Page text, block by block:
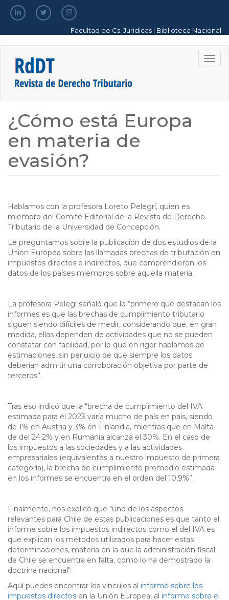
Pasar
principal
Facultad de Cs. Juridicas | Biblioteca Nacional
¿Cómo está Europa
en materia de
evasión?
Hablamos con la profesora Loreto Pelegrí, quien es
miembro del Comité Editorial de la Revista de Derecho
Tributario de la Universidad de Concepción.
Le preguntamos sobre la publicación de dos estudios de la
Unión Europea sobre las llamadas brechas de tributación en
impuestos directos e indirectos, que comprendieron los
datos de los países miembros sobre aquella materia.
La profesora Pelegí señaló que lo “primero que destacan los
informes es que las brechas de cumplimiento tributario
siguen siendo difíciles de medir, considerando que, en gran
medida, ellas dependen de actividades que no se pueden
constatar con facilidad, por lo que en rigor hablamos de
estimaciones, sin perjuicio de que siempre los datos
deberían admitir una corroboración objetiva por parte de
terceros”.
Tras eso indicó que la “brecha de cumplimiento del IVA
estimada para el 2023 varía mucho de país en país, siendo
de 1% en Austria y 3% en Finlandia, mientras que en Malta
de del 24.2% y en Rumania alcanza el 30%. En el caso de
los impuestos a las sociedades y a las actividades
empresariales (equivalentes a nuestro impuesto de primera
categoría), la brecha de cumplimiento promedio estimada
en los informes se encuentra en el orden del 10,9%”.
Finalmente, nos explicó que "uno de los aspectos
relevantes para Chile de estas publicaciones es que tanto el
informe sobre los impuestos indirectos como el del IVA es
que explican los métodos utilizados para hacer estas
determinaciones, materia en la que la administración fiscal
de Chile se encuentra en falta, como lo ha demostrado la
doctrina nacional".
Aquí puedes encontrar los vínculos al informe sobre los
impuestos directos en la Unión Europea, al informe sobre el